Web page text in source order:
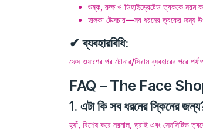
শুষ্ক, রুক্ষ ও ডিহাইড্রেটেড ত্বককে নরম
হালকা টেক্সচার—সব ধরনের ত্বকের জন্য
✔ ব্যবহারবিধি:
ফেস ওয়াশের পর টোনার/সিরাম ব্যবহারের পরে
FAQ – The Face
1. এটা কি সব ধরনের স্কিনের
হ্যাঁ, বিশেষ করে নরমাল, ড্রাই এবং সেনসিটিভ